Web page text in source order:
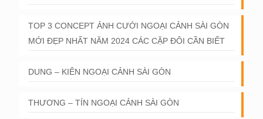
TOP 3 CONCEPT ẢNH CƯỚI NGOẠI CẢNH SÀI GÒN
MỚI ĐẸP NHẤT NĂM 2024 CÁC CẶP ĐÔI CẦN BIẾT
DUNG – KIÊN NGOẠI CẢNH SÀI GÒN
THƯƠNG – TÍN NGOẠI CẢNH SÀI GÒN